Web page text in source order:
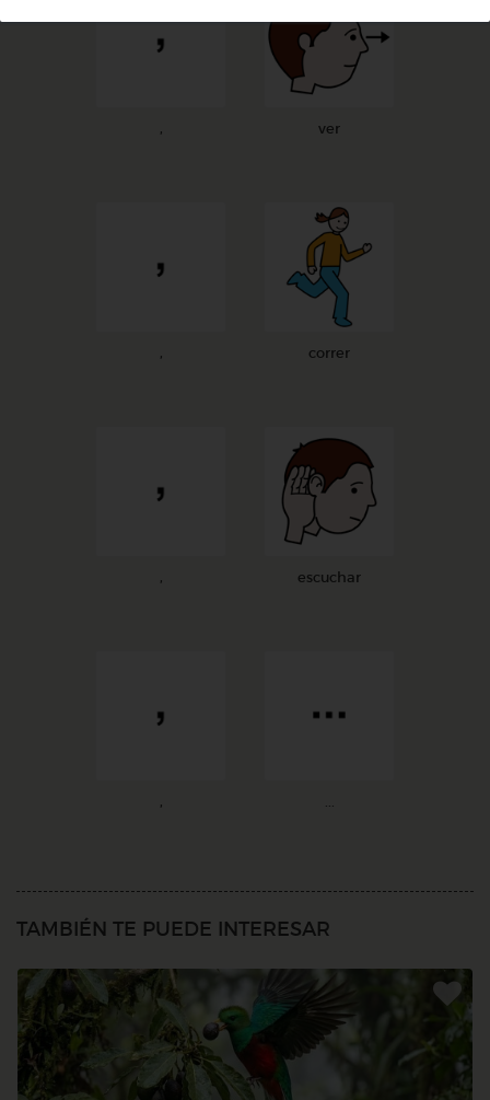
, ver
, correr
, escuchar
, ...
TAMBIÉN TE PUEDE INTERESAR